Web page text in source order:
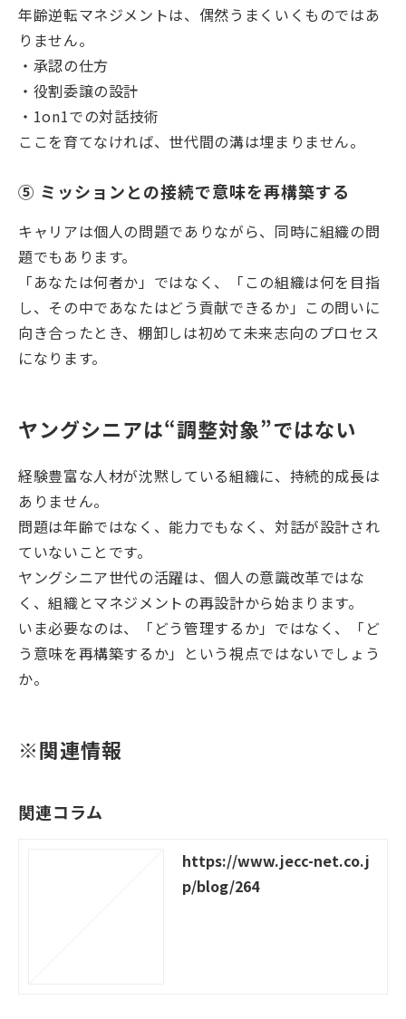
年齢逆転マネジメントは、偶然うまくいくものではあ
りません。
・承認の仕方
・役割委譲の設計
・1on1での対話技術
ここを育てなければ、世代間の溝は埋まりません。
⑤ ミッションとの接続で意味を再構築する
キャリアは個人の問題でありながら、同時に組織の問
題でもあります。
「あなたは何者か」ではなく、「この組織は何を目指
し、その中であなたはどう貢献できるか」この問いに
向き合ったとき、棚卸しは初めて未来志向のプロセス
になります。
ヤングシニアは“調整対象”ではない
経験豊富な人材が沈黙している組織に、持続的成長は
ありません。
問題は年齢ではなく、能力でもなく、対話が設計され
ていないことです。
ヤングシニア世代の活躍は、個人の意識改革ではな
く、組織とマネジメントの再設計から始まります。
いま必要なのは、「どう管理するか」ではなく、「ど
う意味を再構築するか」という視点ではないでしょう
か。
※関連情報
関連コラム
https://www.jecc-net.co.j
p/blog/264